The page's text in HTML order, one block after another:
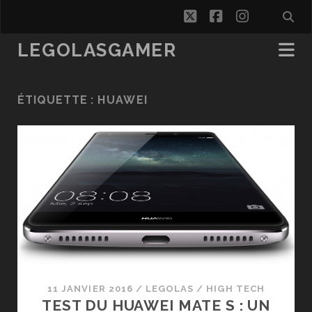
twitterfacebook
LEGOLASGAMER
ÉTIQUETTE : HUAWEI
11 JANVIER 2016 / LEGOLAS / HIGH TECH
TEST DU HUAWEI MATE S : UN